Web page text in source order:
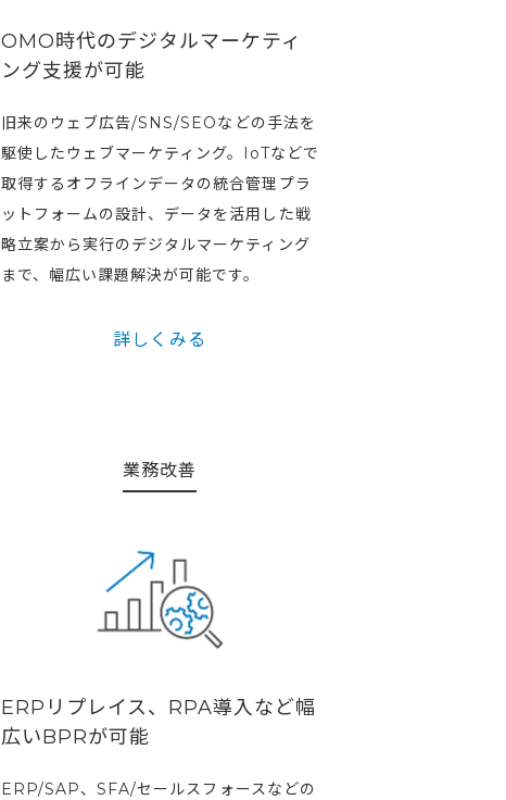
OMO時代のデジタルマーケティ
ング支援が可能
旧来のウェブ広告/SNS/SEOなどの手法を
駆使したウェブマーケティング。IoTなどで
取得するオフラインデータの統合管理プラ
ットフォームの設計、データを活用した戦
略立案から実行のデジタルマーケティング
まで、幅広い課題解決が可能です。
詳しくみる
業務改善
ERPリプレイス、RPA導入など幅
広いBPRが可能
ERP/SAP、SFA/セールスフォースなどの